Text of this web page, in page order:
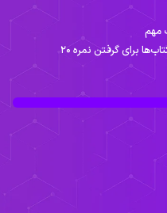
برای گرفتن نمره ۲۰